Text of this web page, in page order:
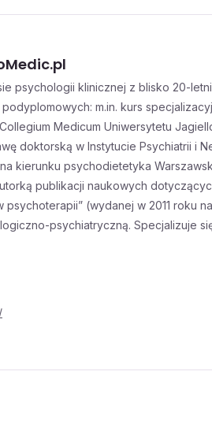
psychologii klinicznej z blisko 20-
m.in. kurs
Medicum Uniwersytetu
doktorską w Instytucie Psychiatrii i
kierunku psychodietetyka
publikacji naukowych
(wydanej w 2011 roku
psychiatryczną. Specjalizuje